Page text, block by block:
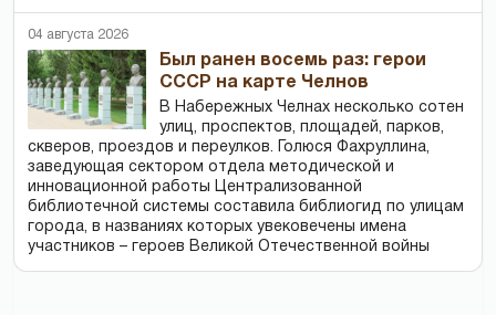
04 августа 2026
Был ранен восемь раз: герои
СССР на карте Челнов
В Набережных Челнах несколько сотен
улиц, проспектов, площадей, парков,
скверов, проездов и переулков. Голюся Фахруллина,
заведующая сектором отдела методической и
инновационной работы Централизованной
библиотечной системы составила библиогид по улицам
города, в названиях которых увековечены имена
участников – героев Великой Отечественной войны